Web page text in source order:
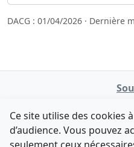
DACG : 01/04/2026 · Dernière
Ce site utilise des cookies
d’audience. Vous pouvez